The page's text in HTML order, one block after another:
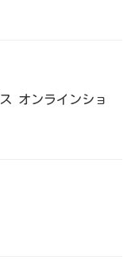
オンラインショ